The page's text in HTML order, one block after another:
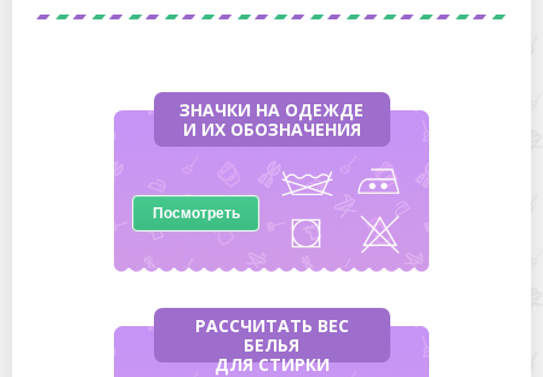
ЗНАЧКИ НА ОДЕЖДЕ
И ИХ ОБОЗНАЧЕНИЯ
Посмотреть
РАССЧИТАТЬ ВЕС
БЕЛЬЯ
ДЛЯ СТИРКИ